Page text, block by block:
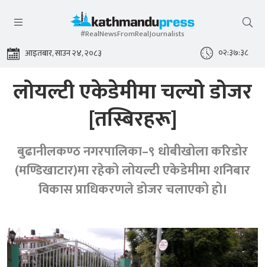
#RealNewsFromRealJournalists
आइतबार, साउन २४, २०८३ ०२:३७:३९
लोयल्टी एकेडेमीमा चल्याे डोजर
[तस्बिरहरू]
बुढानीलकण्ठ नगरपालिका–९ धोबीखोला करिडोर
(मण्डिखाटार)मा रहेको लोयल्टी एकेडेमीमा शनिबार
विकास प्राधिकरणले डोजर चलाएको हो।